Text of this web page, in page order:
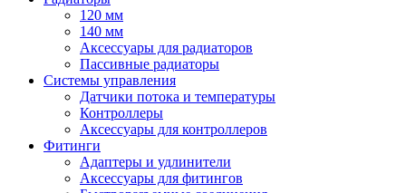
120 мм
140 мм
Аксессуары для радиаторов
Пассивные радиаторы
Системы управления
Датчики потока и температуры
Контроллеры
Аксессуары для контроллеров
Фитинги
Адаптеры и удлинители
Аксессуары для фитингов